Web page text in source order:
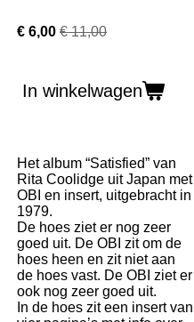
€ 6,00 € 11,00
In winkelwagen
Het album “Satisfied” van
Rita Coolidge uit Japan met
OBI en insert, uitgebracht in
1979.
De hoes ziet er nog zeer
goed uit. De OBI zit om de
hoes heen en zit niet aan
de hoes vast. De OBI ziet er
ook nog zeer goed uit.
In de hoes zit een insert van